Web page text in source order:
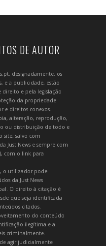
DE AUTOR
designadamente, os
e a publicidade, estão
direito e pela legislação
da propriedade
e direitos conexos.
alteração, reprodução,
ou distribuição de todo e
site, salvo com
Just News e sempre com
com o link para
o utilizador pode
da Just News
O direito à citação é
que seja identificada
citados.
do conteúdo
ilegítima e a
criminalmente.
de agir judicialmente